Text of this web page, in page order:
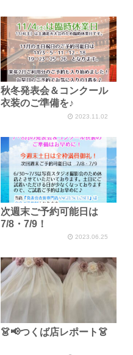
秋冬発表会＆コンクール
衣装のご準備を♪
2023.11.02
次週末ご予約可能日は
7/8・7/9！
2023.06.25
👗📢つくば店レポート👗